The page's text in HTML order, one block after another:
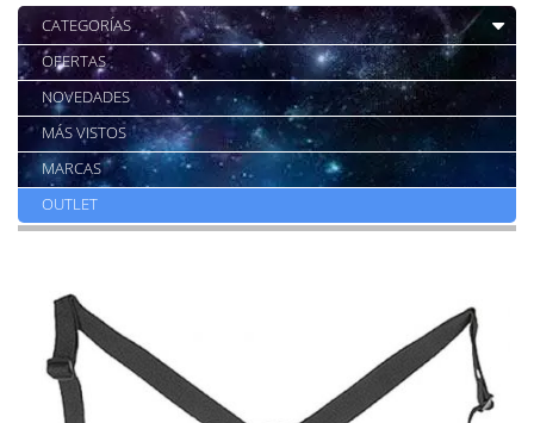
CATEGORÍAS
OFERTAS
NOVEDADES
MÁS VISTOS
MARCAS
OUTLET